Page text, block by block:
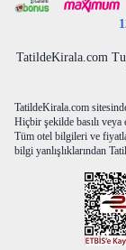
TatildeKirala.com
TatildeKirala.com
Hiçbir şekilde basılı
Tüm otel bilgileri ve
bilgi yanlışlıklarından